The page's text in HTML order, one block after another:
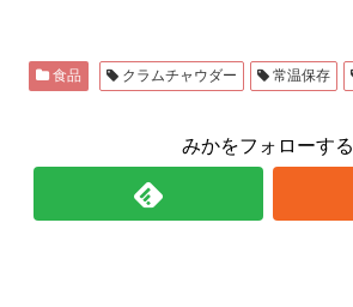
食品 クラムチャウダー 常温保存
みかをフォローする